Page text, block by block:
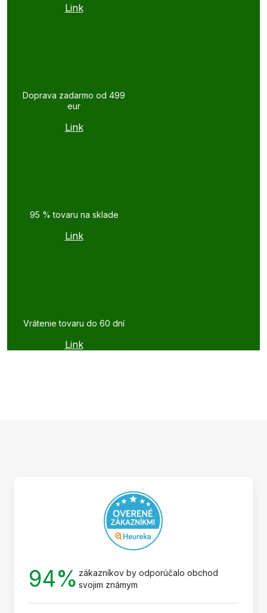
Link
Doprava zadarmo od 499
eur
Link
95 % tovaru na sklade
Link
Vrátenie tovaru do 60 dní
Link
94% zákazníkov by odporúčalo obchod
svojim známym